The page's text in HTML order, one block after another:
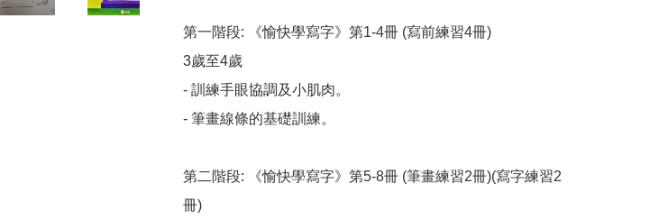
第一階段: 《愉快學寫字》第1-4冊 (寫前練習4冊)
3歲至4歲
- 訓練手眼協調及小肌肉。
- 筆畫線條的基礎訓練。
第二階段: 《愉快學寫字》第5-8冊 (筆畫練習2冊)(寫字練習2
冊)